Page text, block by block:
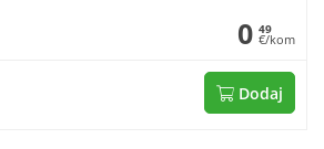
0 49
€/kom
Dodaj